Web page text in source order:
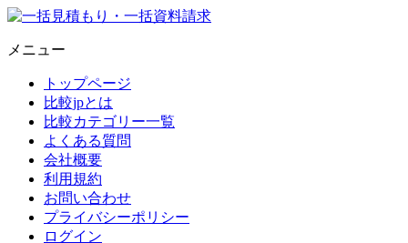
メニュー
トップページ
比較jpとは
比較カテゴリー一覧
よくある質問
会社概要
利用規約
お問い合わせ
プライバシーポリシー
ログイン